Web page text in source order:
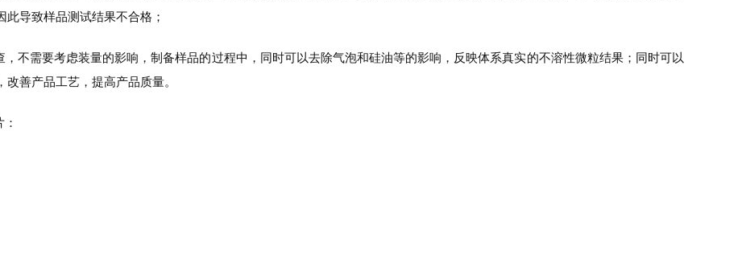
导致样品测试结果不合格；
不需要考虑装量的影响，制备样品的过程中，同时可以去除气泡和硅油等的影响，反映体系真实的不溶性微粒结果；同时可以
善产品工艺，提高产品质量。